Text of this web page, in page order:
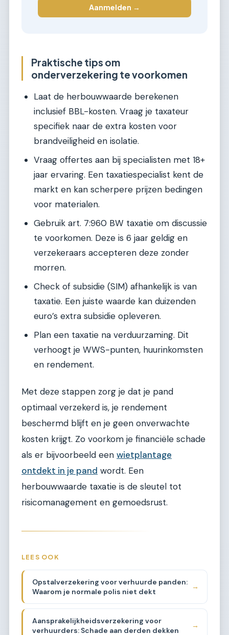
Aanmelden →
Praktische tips om
onderverzekering te voorkomen
Laat de herbouwwaarde berekenen
inclusief BBL-kosten. Vraag je taxateur
specifiek naar de extra kosten voor
brandveiligheid en isolatie.
Vraag offertes aan bij specialisten met 18+
jaar ervaring. Een taxatiespecialist kent de
markt en kan scherpere prijzen bedingen
voor materialen.
Gebruik art. 7:960 BW taxatie om discussie
te voorkomen. Deze is 6 jaar geldig en
verzekeraars accepteren deze zonder
morren.
Check of subsidie (SIM) afhankelijk is van
taxatie. Een juiste waarde kan duizenden
euro’s extra subsidie opleveren.
Plan een taxatie na verduurzaming. Dit
verhoogt je WWS-punten, huurinkomsten
en rendement.
Met deze stappen zorg je dat je pand
optimaal verzekerd is, je rendement
beschermd blijft en je geen onverwachte
kosten krijgt. Zo voorkom je financiële schade
als er bijvoorbeeld een wietplantage
ontdekt in je pand wordt. Een
herbouwwaarde taxatie is de sleutel tot
risicomanagement en gemoedsrust.
LEES OOK
Opstalverzekering voor verhuurde panden:
Waarom je normale polis niet dekt
→
Aansprakelijkheidsverzekering voor
verhuurders: Schade aan derden dekken
→